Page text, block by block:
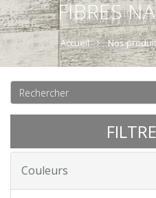
FIBRES
Accueil Nos
Couleurs